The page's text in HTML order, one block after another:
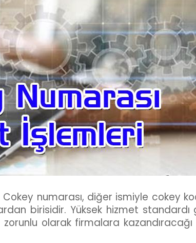
Cokey numarası, diğer ismiyle cokey
birisidir. Yüksek hizmet standardı
olarak firmalara